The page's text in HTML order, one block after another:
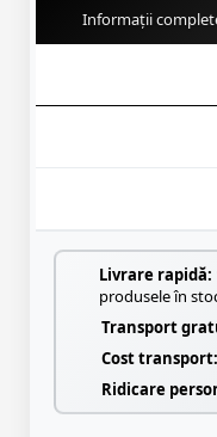
Informații
Livrare rapidă:
produsele în
Transport
Cost transport:
Ridicare